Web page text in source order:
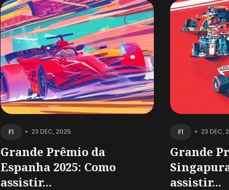
F1 • 23 DEC, 2025
Grande Prêmio da
Espanha 2025: Como
assistir...
F1 • 23 DEC,
Grande
assistir...